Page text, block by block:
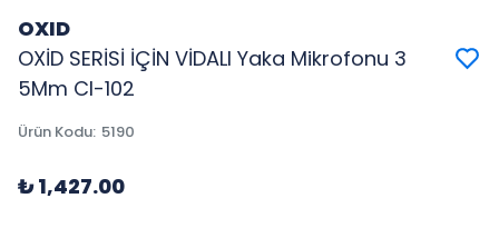
OXID
OXİD SERİSİ İÇİN VİDALI Yaka Mikrofonu 3
5Mm Cl-102
Ürün Kodu: 5190
₺ 1,427.00